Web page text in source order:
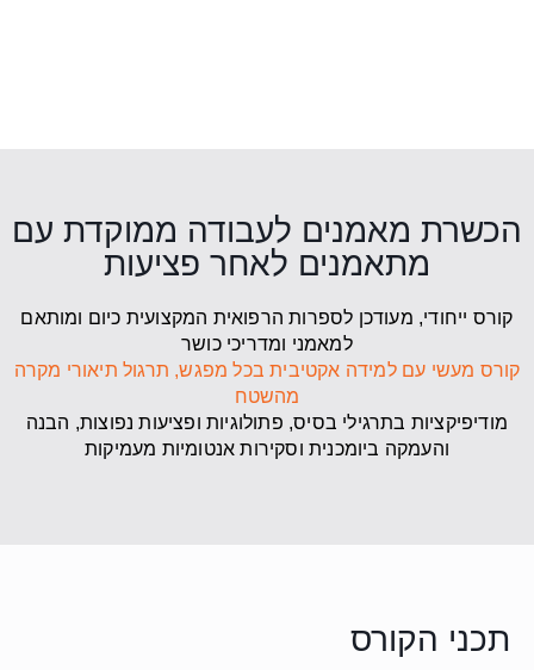
הכשרת מאמנים לעבודה ממוקדת עם
מתאמנים לאחר פציעות
קורס ייחודי, מעודכן לספרות הרפואית המקצועית כיום ומותאם
למאמני ומדריכי כושר
קורס מעשי עם למידה אקטיבית בכל מפגש, תרגול תיאורי מקרה
מהשטח
מודיפיקציות בתרגילי בסיס, פתולוגיות ופציעות נפוצות, הבנה
והעמקה ביומכנית וסקירות אנטומיות מעמיקות
תכני הקורס